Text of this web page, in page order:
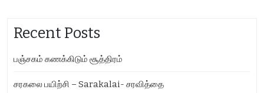
Recent Posts
பஞ்சகம் கணக்கிடும் சூத்திரம்
சரகலை பயிற்சி – Sarakalai- சரவித்தை